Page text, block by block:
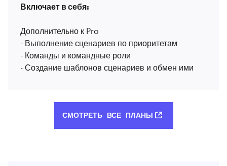
Включает в себя:
Дополнительно к Pro
- Выполнение сценариев по приоритетам
- Команды и командные роли
- Создание шаблонов сценариев и обмен ими
СМОТРЕТЬ ВСЕ ПЛАНЫ